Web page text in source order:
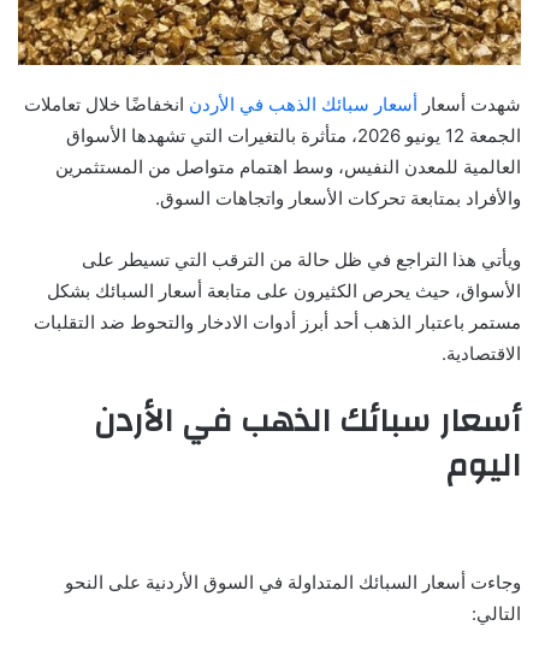
شهدت أسعار أسعار سبائك الذهب في الأردن انخفاضًا خلال تعاملات
الجمعة 12 يونيو 2026، متأثرة بالتغيرات التي تشهدها الأسواق
العالمية للمعدن النفيس، وسط اهتمام متواصل من المستثمرين
والأفراد بمتابعة تحركات الأسعار واتجاهات السوق.
ويأتي هذا التراجع في ظل حالة من الترقب التي تسيطر على
الأسواق، حيث يحرص الكثيرون على متابعة أسعار السبائك بشكل
مستمر باعتبار الذهب أحد أبرز أدوات الادخار والتحوط ضد التقلبات
الاقتصادية.
أسعار سبائك الذهب في الأردن
اليوم
وجاءت أسعار السبائك المتداولة في السوق الأردنية على النحو
التالي: